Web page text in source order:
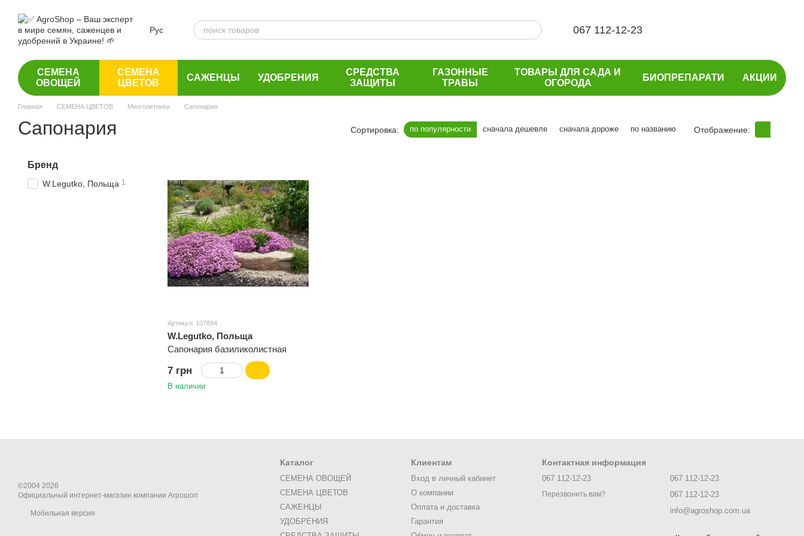
Рус 067 112-12-23
СЕМЕНА
ОВОЩЕЙ
СЕМЕНА
ЦВЕТОВ
САЖЕНЦЫ УДОБРЕНИЯ
СРЕДСТВА
ЗАЩИТЫ
ГАЗОННЫЕ
ТРАВЫ
ТОВАРЫ ДЛЯ САДА И
ОГОРОДА
БИОПРЕПАРАТИ АКЦИИ
Главная СЕМЕНА ЦВЕТОВ Многолетники Сапонария
Сапонария Сортировка: по популярности сначала дешевле сначала дороже по названию Отображение:
Артикул: 107894
W.Legutko, Польща
Сапонария базиликолистная
7 грн
В наличии
Бренд
W.Legutko, Польща 1
©2004 2026
Официальный интернет-магазин компании Агрошоп
Мобильная версия
Каталог
СЕМЕНА ОВОЩЕЙ
СЕМЕНА ЦВЕТОВ
САЖЕНЦЫ
УДОБРЕНИЯ
Клиентам
Вход в личный кабинет
О компании
Оплата и доставка
Гарантия
Контактная информация
067 112-12-23
Перезвонить вам?
067 112-12-23
067 112-12-23
info@agroshop.com.ua